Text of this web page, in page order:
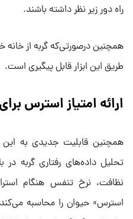
راه دور زیر نظر داشته باشند.
همچنین درصورتی‌که گربه از خانه
طریق این ابزار قابل پیگیری است.
ارائه امتیاز استرس
همچنین قابلیت جدیدی به
نظافت، نرخ تنفس هنگام
استرس» حیوان را محاسبه